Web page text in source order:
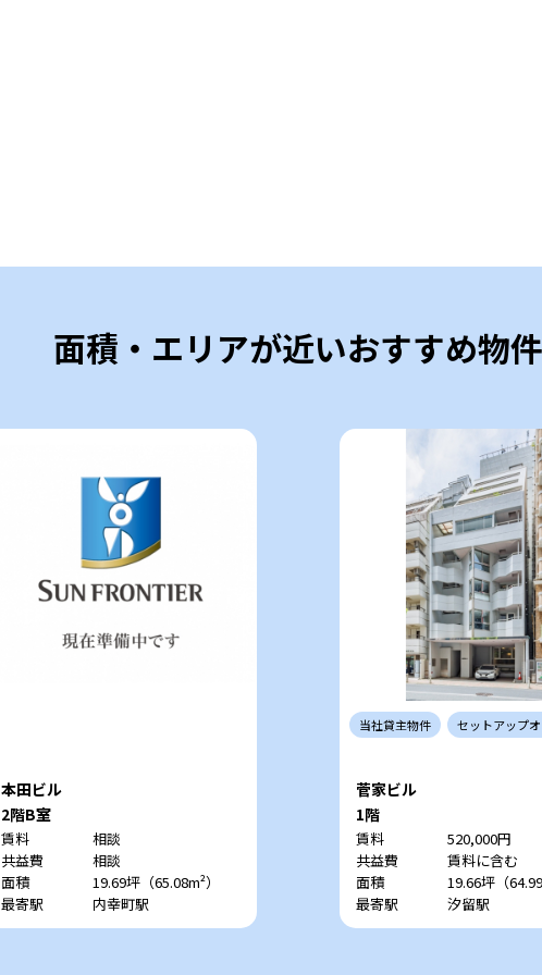
面積・エリアが近いおすすめ物件
本田ビル
2階B室
賃料
相談
共益費
相談
面積
19.69坪（65.08m²）
最寄駅
内幸町駅
当社貸主物件 セットアップ
菅家ビル
1階
賃料
520,000円
共益費
賃料に含む
面積
19.66坪（
最寄駅
汐留駅